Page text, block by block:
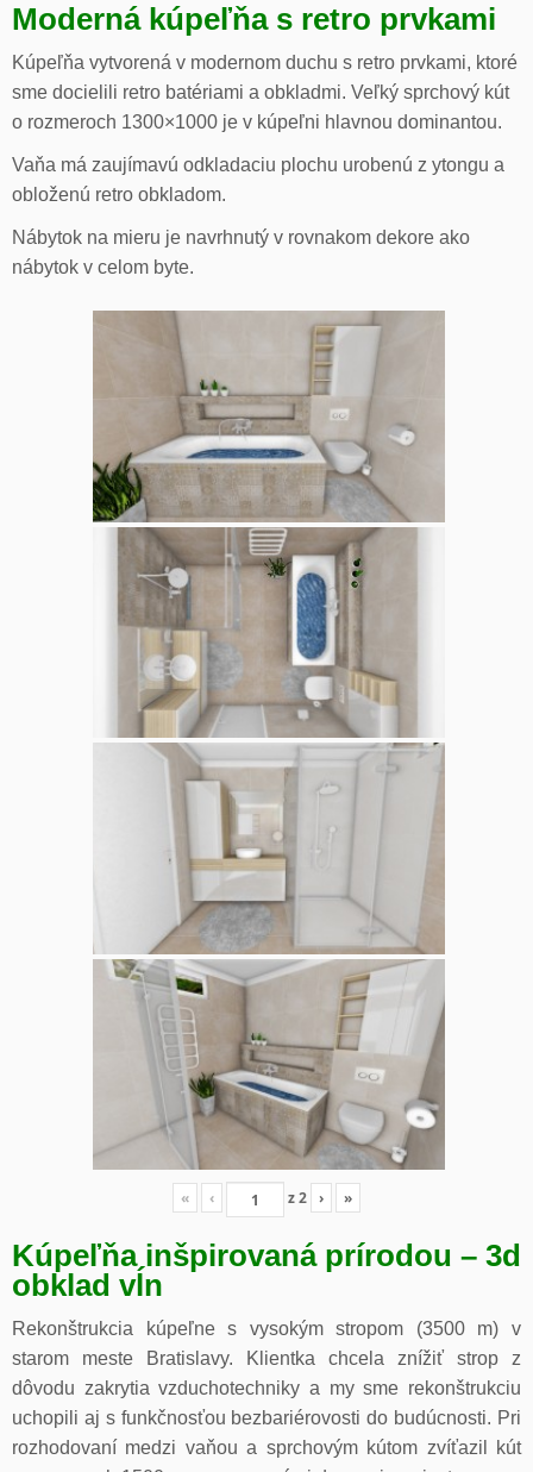
Moderná kúpeľňa s retro prvkami
Kúpeľňa vytvorená v modernom duchu s retro prvkami, ktoré
sme docielili retro batériami a obkladmi. Veľký sprchový kút
o rozmeroch 1300×1000 je v kúpeľni hlavnou dominantou.
Vaňa má zaujímavú odkladaciu plochu urobenú z ytongu a
obloženú retro obkladom.
Nábytok na mieru je navrhnutý v rovnakom dekore ako
nábytok v celom byte.
« ‹ z2 › »
Kúpeľňa inšpirovaná prírodou – 3d
obklad vĺn
Rekonštrukcia kúpeľne s vysokým stropom (3500 m) v
starom meste Bratislavy. Klientka chcela znížiť strop z
dôvodu zakrytia vzduchotechniky a my sme rekonštrukciu
uchopili aj s funkčnosťou bezbariérovosti do budúcnosti. Pri
rozhodovaní medzi vaňou a sprchovým kútom zvíťazil kút